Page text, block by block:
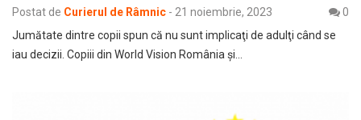
Postat de Curierul de Râmnic - 21 noiembrie, 2023
0
Jumătate dintre copii spun că nu sunt implicaţi de adulţi când se
iau decizii. Copiii din World Vision România și…